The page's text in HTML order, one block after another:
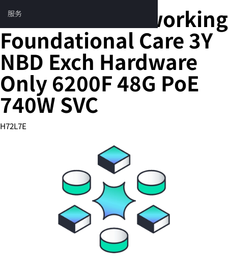
目
录服务
您的购物车目前是空的
立即购买
HPE Aruba Networking
Foundational Care 3Y
NBD Exch Hardware
Only 6200F 48G PoE
740W SVC
H72L7E